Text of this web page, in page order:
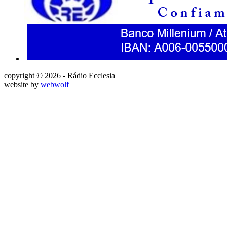
copyright © 2026 - Rádio Ecclesia
website by webwolf